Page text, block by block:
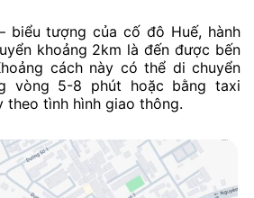
biểu tượng của cố đô Huế, hành
khoảng 2km là đến được bến
cách này có thể di chuyển
vòng 5-8 phút hoặc bằng taxi
theo tình hình giao thông.